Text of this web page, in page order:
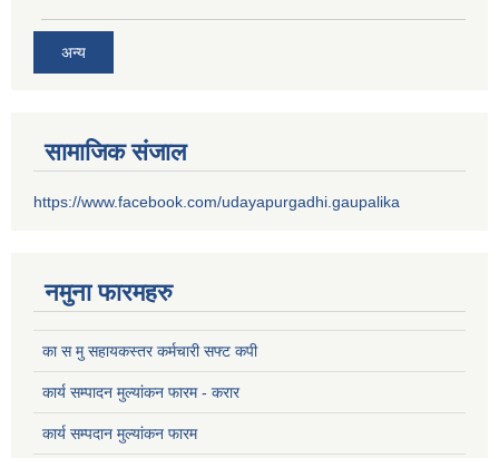
अन्य
सामाजिक संजाल
https://www.facebook.com/udayapurgadhi.gaupalika
नमुना फारमहरु
का स मु सहायकस्तर कर्मचारी सफ्ट कपी
कार्य सम्पादन मुल्यांकन फारम - करार
कार्य सम्पदान मुल्यांकन फारम